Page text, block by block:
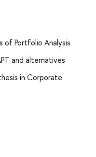
of Portfolio Analysis
and alternatives
in Corporate